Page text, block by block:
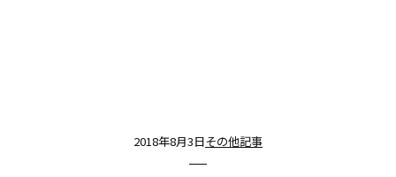
2018年8月3日その他記事